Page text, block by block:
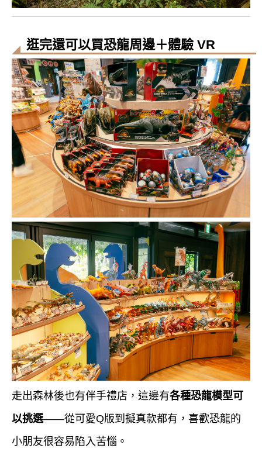
逛完還可以買恐龍周邊＋體驗 VR
走出森林後也有伴手禮店，這邊有各種恐龍模型可
以挑選——從可愛Q版到擬真款都有，喜歡恐龍的
小朋友很容易陷入苦惱。